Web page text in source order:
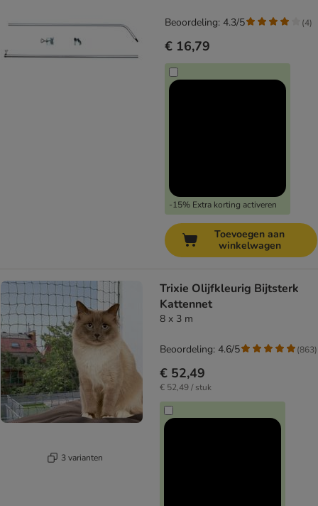
€ 16,79
-15% Extra korting activeren
Beoordeling: 4.3/5 (4)
Toevoegen aan
winkelwagen
3 varianten
Trixie Olijfkleurig Bijtsterk
Kattennet
8 x 3 m
€ 52,49
€ 52,49 / stuk
Beoordeling: 4.6/5 (863)